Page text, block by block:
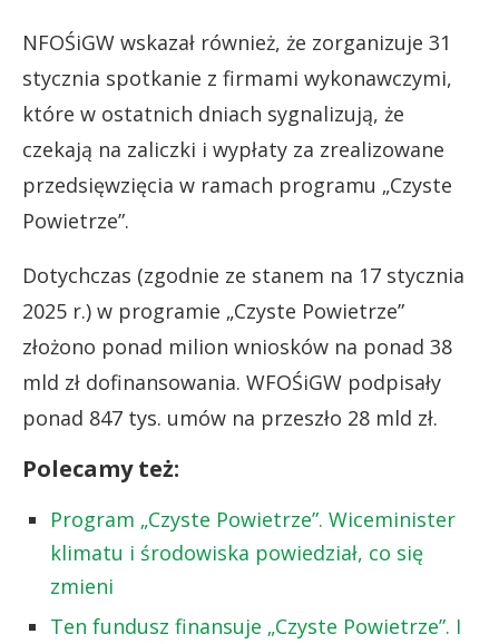
NFOŚiGW wskazał również, że zorganizuje 31
stycznia spotkanie z firmami wykonawczymi,
które w ostatnich dniach sygnalizują, że
czekają na zaliczki i wypłaty za zrealizowane
przedsięwzięcia w ramach programu „Czyste
Powietrze”.
Dotychczas (zgodnie ze stanem na 17 stycznia
2025 r.) w programie „Czyste Powietrze”
złożono ponad milion wniosków na ponad 38
mld zł dofinansowania. WFOŚiGW podpisały
ponad 847 tys. umów na przeszło 28 mld zł.
Polecamy też:
Program „Czyste Powietrze”. Wiceminister
klimatu i środowiska powiedział, co się
zmieni
Ten fundusz finansuje „Czyste Powietrze”. I